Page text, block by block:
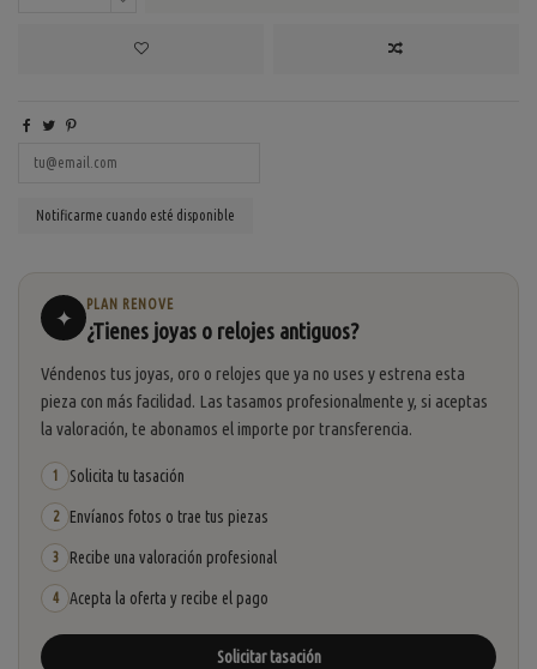
✦
PLAN RENOVE
¿Tienes joyas o relojes antiguos?
Véndenos tus joyas, oro o relojes que ya no uses y estrena esta
pieza con más facilidad. Las tasamos profesionalmente y, si aceptas
la valoración, te abonamos el importe por transferencia.
1 Solicita tu tasación
2 Envíanos fotos o trae tus piezas
3 Recibe una valoración profesional
4 Acepta la oferta y recibe el pago
Solicitar tasación